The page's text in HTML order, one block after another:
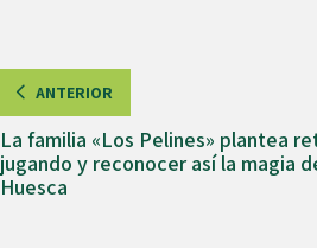
ANTERIOR
La familia «Los Pelines» plantea
jugando y reconocer así la magia
Huesca